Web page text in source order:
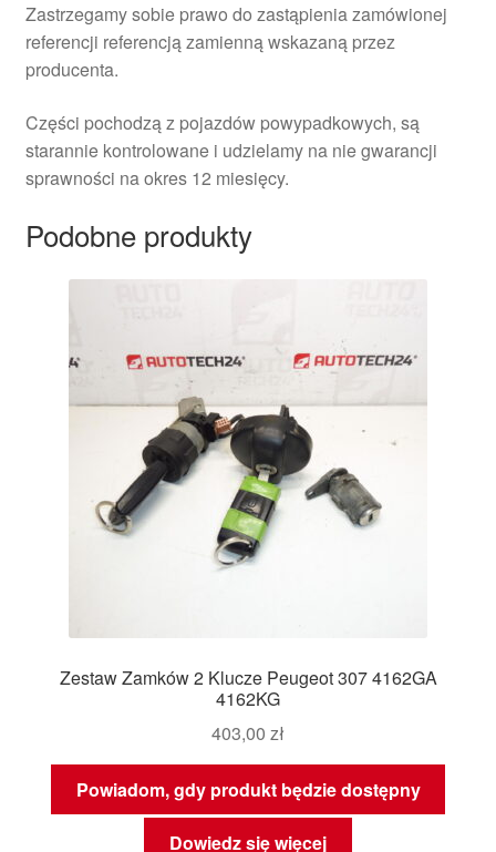
Zastrzegamy sobie prawo do zastąpienia zamówionej
referencji referencją zamienną wskazaną przez
producenta.
Części pochodzą z pojazdów powypadkowych, są
starannie kontrolowane i udzielamy na nie gwarancji
sprawności na okres 12 miesięcy.
Podobne produkty
Zestaw Zamków 2 Klucze Peugeot 307 4162GA
4162KG
403,00 zł
Powiadom, gdy produkt będzie dostępny
Dowiedz się więcej